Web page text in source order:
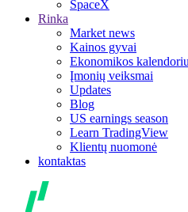
SpaceX
Rinka
Market news
Kainos gyvai
Ekonomikos
Įmonių veiksmai
Updates
Blog
US earnings season
Learn TradingView
Klientų nuomonė
kontaktas